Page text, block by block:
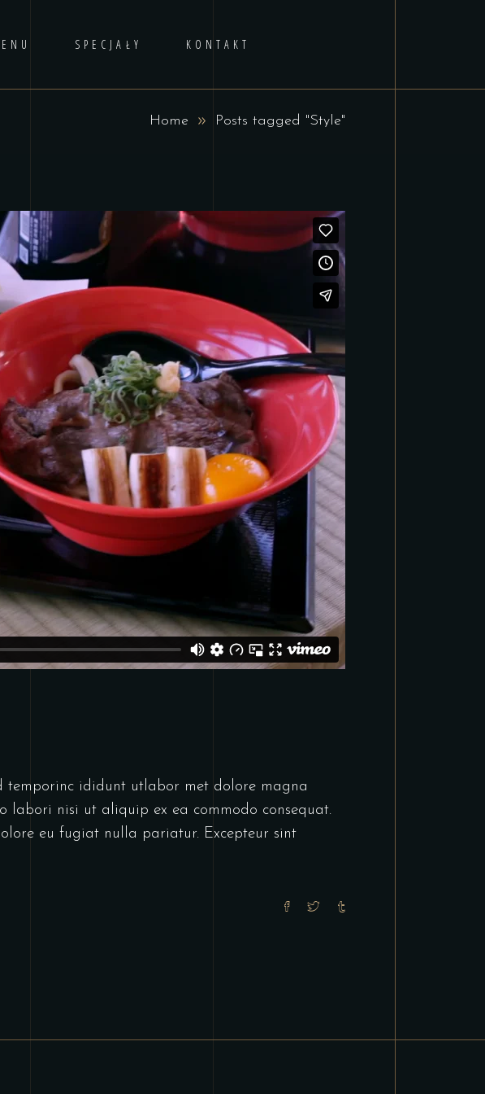
SPECJAŁY KONTAKT
Home Posts tagged "Style"
temporinc ididunt utlabor met dolore magna
labori nisi ut aliquip ex ea commodo consequat.
eu fugiat nulla pariatur. Excepteur sint